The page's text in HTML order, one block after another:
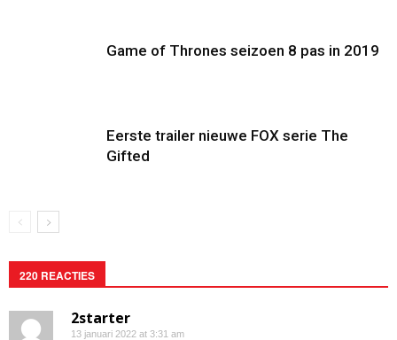
Game of Thrones seizoen 8 pas in 2019
Eerste trailer nieuwe FOX serie The
Gifted
220 REACTIES
2starter
13 januari 2022 at 3:31 am